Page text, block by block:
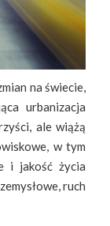
na świecie,
urbanizacja
ale wiążą
w tym
i jakość życia
ruch